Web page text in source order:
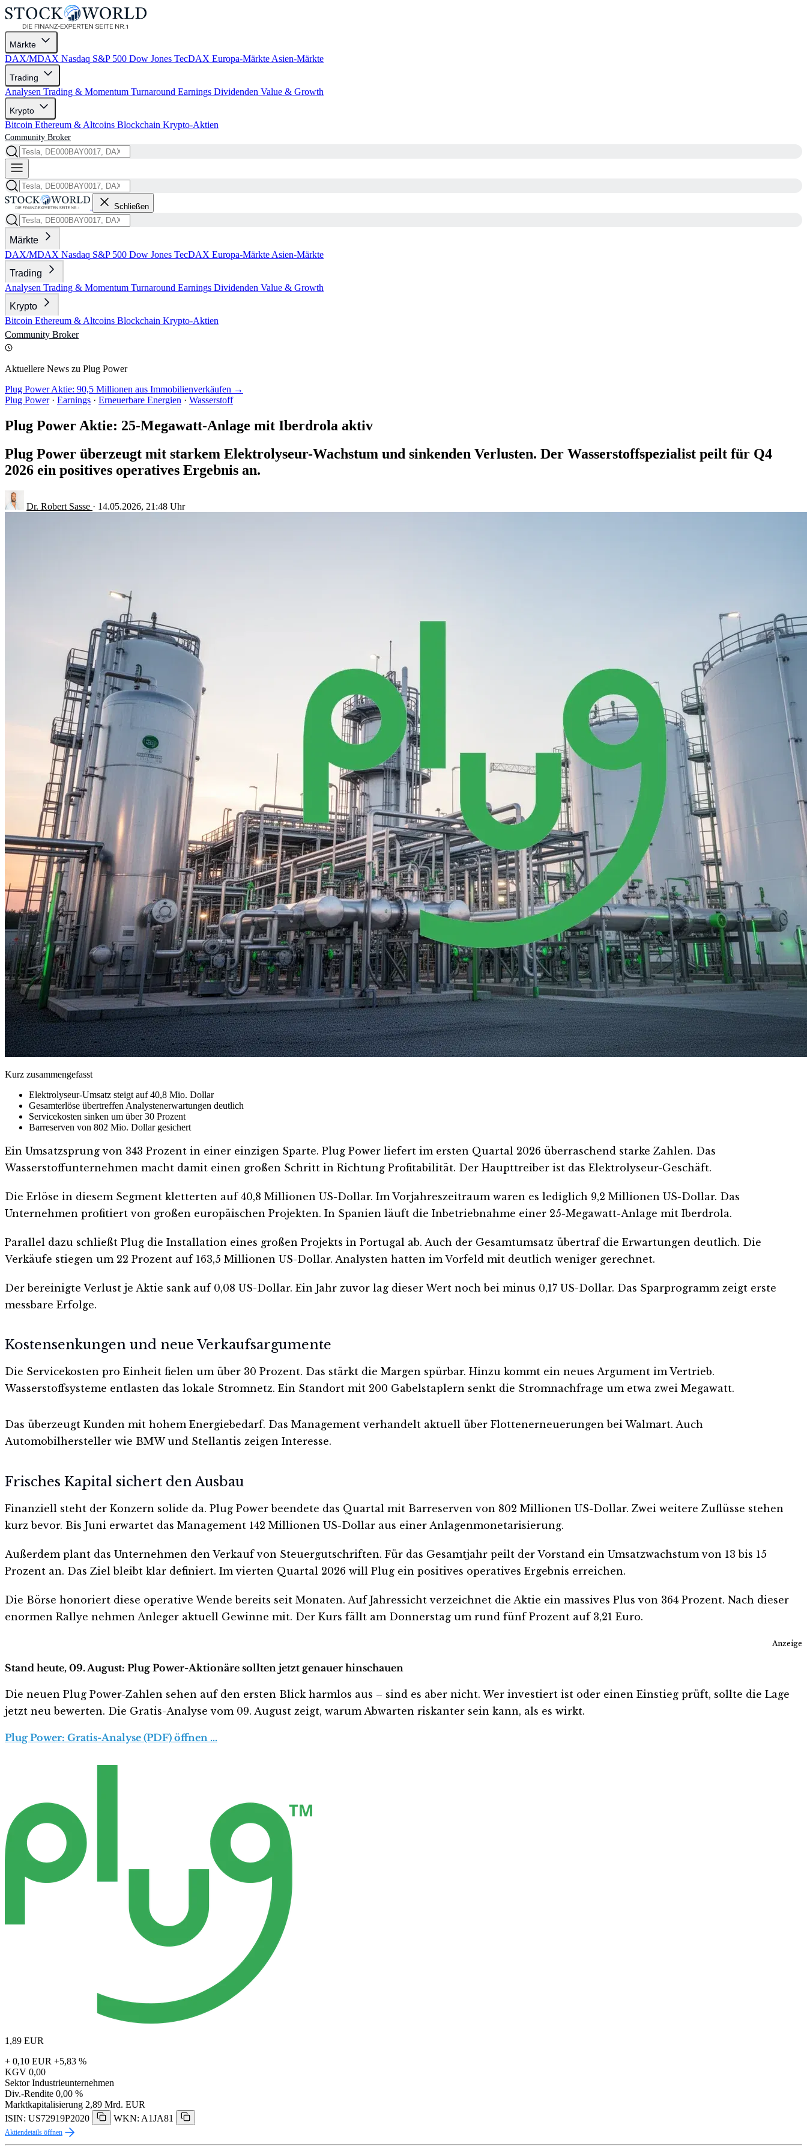
Märkte
DAX/MDAX Nasdaq S&P 500 Dow Jones TecDAX Europa-Märkte Asien-Märkte
Trading
Analysen Trading & Momentum Turnaround Earnings Dividenden Value & Growth
Krypto
Bitcoin Ethereum & Altcoins Blockchain Krypto-Aktien
Community Broker
Schließen
Märkte
DAX/MDAX Nasdaq S&P 500 Dow Jones TecDAX Europa-Märkte Asien-Märkte
Trading
Analysen Trading & Momentum Turnaround Earnings Dividenden Value & Growth
Krypto
Bitcoin Ethereum & Altcoins Blockchain Krypto-Aktien
Community Broker
Aktuellere News zu Plug Power
Plug Power Aktie: 90,5 Millionen aus Immobilienverkäufen →
Plug Power · Earnings · Erneuerbare Energien · Wasserstoff
Plug Power Aktie: 25-Megawatt-Anlage mit Iberdrola aktiv
Plug Power überzeugt mit starkem Elektrolyseur-Wachstum und sinkenden Verlusten. Der Wasserstoffspezialist peilt für Q4
2026 ein positives operatives Ergebnis an.
Dr. Robert Sasse · 14.05.2026, 21:48 Uhr
Kurz zusammengefasst
Elektrolyseur-Umsatz steigt auf 40,8 Mio. Dollar
Gesamterlöse übertreffen Analystenerwartungen deutlich
Servicekosten sinken um über 30 Prozent
Barreserven von 802 Mio. Dollar gesichert
Ein Umsatzsprung von 343 Prozent in einer einzigen Sparte. Plug Power liefert im ersten Quartal 2026 überraschend starke Zahlen. Das
Wasserstoffunternehmen macht damit einen großen Schritt in Richtung Profitabilität. Der Haupttreiber ist das Elektrolyseur-Geschäft.
Die Erlöse in diesem Segment kletterten auf 40,8 Millionen US-Dollar. Im Vorjahreszeitraum waren es lediglich 9,2 Millionen US-Dollar. Das
Unternehmen profitiert von großen europäischen Projekten. In Spanien läuft die Inbetriebnahme einer 25-Megawatt-Anlage mit Iberdrola.
Parallel dazu schließt Plug die Installation eines großen Projekts in Portugal ab. Auch der Gesamtumsatz übertraf die Erwartungen deutlich. Die
Verkäufe stiegen um 22 Prozent auf 163,5 Millionen US-Dollar. Analysten hatten im Vorfeld mit deutlich weniger gerechnet.
Der bereinigte Verlust je Aktie sank auf 0,08 US-Dollar. Ein Jahr zuvor lag dieser Wert noch bei minus 0,17 US-Dollar. Das Sparprogramm zeigt erste
messbare Erfolge.
Kostensenkungen und neue Verkaufsargumente
Die Servicekosten pro Einheit fielen um über 30 Prozent. Das stärkt die Margen spürbar. Hinzu kommt ein neues Argument im Vertrieb.
Wasserstoffsysteme entlasten das lokale Stromnetz. Ein Standort mit 200 Gabelstaplern senkt die Stromnachfrage um etwa zwei Megawatt.
Das überzeugt Kunden mit hohem Energiebedarf. Das Management verhandelt aktuell über Flottenerneuerungen bei Walmart. Auch
Automobilhersteller wie BMW und Stellantis zeigen Interesse.
Frisches Kapital sichert den Ausbau
Finanziell steht der Konzern solide da. Plug Power beendete das Quartal mit Barreserven von 802 Millionen US-Dollar. Zwei weitere Zuflüsse stehen
kurz bevor. Bis Juni erwartet das Management 142 Millionen US-Dollar aus einer Anlagenmonetarisierung.
Außerdem plant das Unternehmen den Verkauf von Steuergutschriften. Für das Gesamtjahr peilt der Vorstand ein Umsatzwachstum von 13 bis 15
Prozent an. Das Ziel bleibt klar definiert. Im vierten Quartal 2026 will Plug ein positives operatives Ergebnis erreichen.
Die Börse honoriert diese operative Wende bereits seit Monaten. Auf Jahressicht verzeichnet die Aktie ein massives Plus von 364 Prozent. Nach dieser
enormen Rallye nehmen Anleger aktuell Gewinne mit. Der Kurs fällt am Donnerstag um rund fünf Prozent auf 3,21 Euro.
Anzeige
Stand heute, 09. August: Plug Power-Aktionäre sollten jetzt genauer hinschauen
Die neuen Plug Power-Zahlen sehen auf den ersten Blick harmlos aus – sind es aber nicht. Wer investiert ist oder einen Einstieg prüft, sollte die Lage
jetzt neu bewerten. Die Gratis-Analyse vom 09. August zeigt, warum Abwarten riskanter sein kann, als es wirkt.
Plug Power: Gratis-Analyse (PDF) öffnen …
1,89 EUR
+ 0,10 EUR +5,83 %
KGV 0,00
Sektor Industrieunternehmen
Div.-Rendite 0,00 %
Marktkapitalisierung 2,89 Mrd. EUR
ISIN: US72919P2020
WKN: A1JA81
Aktiendetails öffnen